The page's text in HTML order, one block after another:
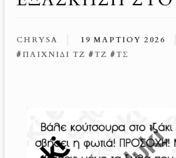
CHRYSA 19 ΜΑΡΤΊΟΥ 2026
#ΠΑΙΧΝΊΔΙ ΤΖ #ΤΖ #ΤΣ